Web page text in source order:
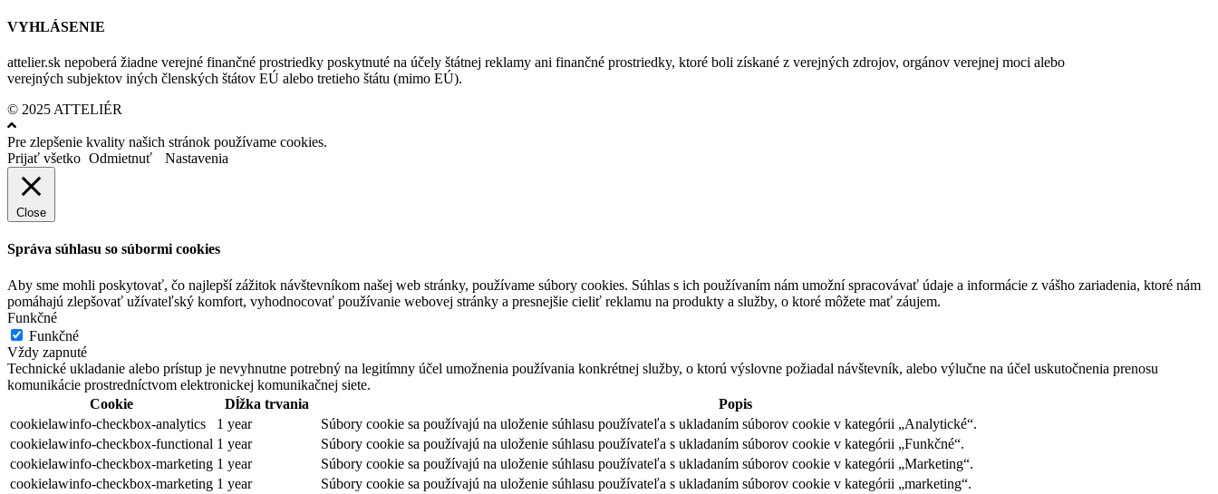
VYHLÁSENIE
attelier.sk nepoberá žiadne verejné finančné prostriedky poskytnuté na účely štátnej reklamy ani finančné prostriedky, ktoré boli získané z verejných zdrojov, orgánov verejnej moci alebo
verejných subjektov iných členských štátov EÚ alebo tretieho štátu (mimo EÚ).
© 2025 ATTELIÉR
Pre zlepšenie kvality našich stránok používame cookies.
Prijať všetko Odmietnuť Nastavenia
Close
Správa súhlasu so súbormi cookies
Aby sme mohli poskytovať, čo najlepší zážitok návštevníkom našej web stránky, používame súbory cookies. Súhlas s ich používaním nám umožní spracovávať údaje a informácie z vášho zariadenia, ktoré nám
pomáhajú zlepšovať užívateľský komfort, vyhodnocovať používanie webovej stránky a presnejšie cieliť reklamu na produkty a služby, o ktoré môžete mať záujem.
Funkčné
Funkčné
Vždy zapnuté
Technické ukladanie alebo prístup je nevyhnutne potrebný na legitímny účel umožnenia používania konkrétnej služby, o ktorú výslovne požiadal návštevník, alebo výlučne na účel uskutočnenia prenosu
komunikácie prostredníctvom elektronickej komunikačnej siete.
Cookie
Dĺžka trvania
Popis
cookielawinfo-checkbox-analytics
1 year
Súbory cookie sa používajú na uloženie súhlasu používateľa s ukladaním súborov cookie v kategórii „Analytické“.
cookielawinfo-checkbox-functional 1 year
Súbory cookie sa používajú na uloženie súhlasu používateľa s ukladaním súborov cookie v kategórii „Funkčné“.
cookielawinfo-checkbox-marketing 1 year
Súbory cookie sa používajú na uloženie súhlasu používateľa s ukladaním súborov cookie v kategórii „Marketing“.
cookielawinfo-checkbox-marketing 1 year
Súbory cookie sa používajú na uloženie súhlasu používateľa s ukladaním súborov cookie v kategórii „marketing“.